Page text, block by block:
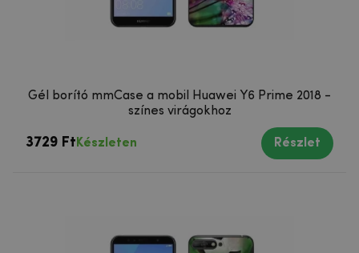
Gél borító mmCase a mobil Huawei Y6 Prime 2018 -
színes virágokhoz
3729 Ft Készleten Részlet